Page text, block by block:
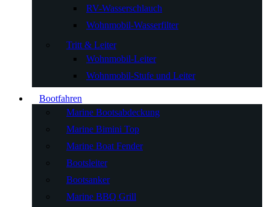
RV-Wasserschlauch
Wohnmobil-Wasserfilter
Tritt & Leiter
Wohnmobil-Leiter
Wohnmobil-Stufe und Leiter
Bootfahren
Marine Bootsabdeckung
Marine Bimini Top
Marine Boat Fender
Bootsleiter
Bootsanker
Marine BBQ Grill